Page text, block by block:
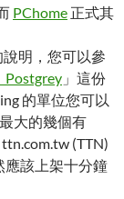
PChome 正式其
說明，您可以參
Postgrey 」這份
的單位您可以
大的幾個有
(TTN)
應該上架十分鐘